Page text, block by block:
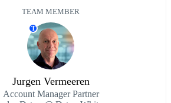
TEAM MEMBER
T
Jurgen Vermeeren
Account Manager Partner